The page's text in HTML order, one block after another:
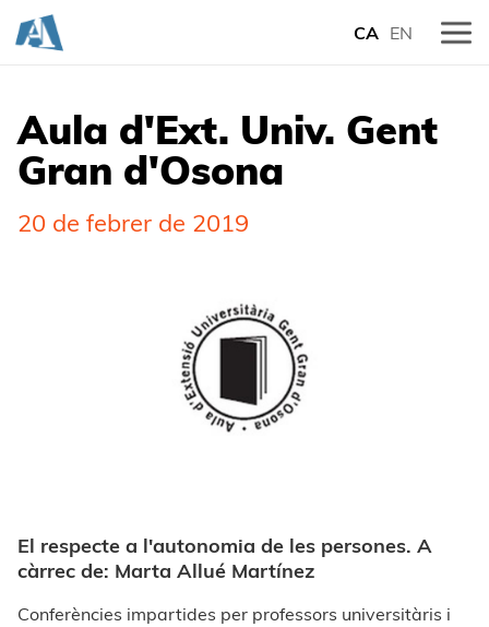
CA EN
Aula d'Ext. Univ. Gent
Gran d'Osona
20 de febrer de 2019
El respecte a l'autonomia de les persones. A
càrrec de: Marta Allué Martínez
Conferències impartides per professors universitàris i